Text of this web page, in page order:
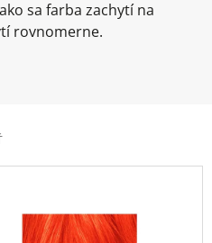
sa farba zachytí na
rovnomerne.